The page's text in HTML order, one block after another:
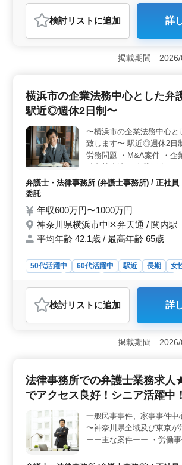
おすすめポイント
＜働きやすさ＞ この法律事務所では中
す。駅徒歩圏内の立地で、週休2日制・
やすい環境が整っています。これにより
産など幅広い法律業務に携われます。未
戦も歓迎で、事務所のサポートが受けら
備で、弁護士費用も事務所が負担するた
けます。個人受任も可能で、経験を活か
分野にもチャレンジできる環境が整って
検討リスト に追加 詳
掲載期間 2026/
横浜市の企業法務中心とした弁
駅近◎週休2日制〜
〜横浜市の企業法務中心と
致します〜 駅近◎週休2日
労務問題 ・M&A案件 ・企
・契約書レビュー ・新株
主総会対策 ・敵対的買収防
IPO引受審査 ・ビジネスス
業務 ・国際取引/国際法務
まであきらめないそんなサ
るよう努めております☆ 現
躍している企業です。 ぜひ
活かして頂ける方のご応募
弁護士・法律事務所 (弁護士事務所) / 正社員
委託
年収600万円〜1000万円
神奈川県横浜市中区弁天通 / 関内駅
平均年齢 42.1歳 / 最高年齢 65歳
50代活躍中 60代活躍中 駅近 長期 女
おすすめポイント
＜企業法務に特化した魅力的なポジショ
区弁天通に位置し、関内駅からほど近い
業法務中心の弁護士募集です。年収600万
の高待遇を提供し、週休2日制で働きや
禁止法、事業再生など幅広い企業法務業
ができます。経験豊富なスタッフと協力
最適な解決策を提供することが求めら
心の福利厚生と働きやすい労働条件＞
個人受任可能、弁護士費用事務所負担可
充実しています。週休2日制や年間休日
きやすい労働条件が整っており、ワーク
を大切にしたい方に最適な環境です。
検討リスト に追加 詳
掲載期間 2026/
法律事務所での弁護士業務求
でアクセス良好！シニア活躍中！
一般民事事件、家事事件中
〜神奈川県全域及び東京が
ーー主な案件ーー ・労働